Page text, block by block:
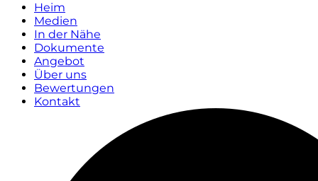
Heim
Medien
In der Nähe
Dokumente
Angebot
Über uns
Bewertungen
Kontakt